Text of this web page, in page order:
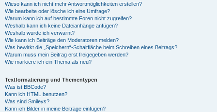
Wieso kann ich nicht mehr Antwortmöglichkeiten erstellen?
Wie bearbeite oder lösche ich eine Umfrage?
Warum kann ich auf bestimmte Foren nicht zugreifen?
Weshalb kann ich keine Dateianhänge anfügen?
Weshalb wurde ich verwarnt?
Wie kann ich Beiträge den Moderatoren melden?
Was bewirkt die „Speichern“-Schaltfläche beim Schreiben eines Beitrags?
Warum muss mein Beitrag erst freigegeben werden?
Wie markiere ich ein Thema als neu?
Textformatierung und Thementypen
Was ist BBCode?
Kann ich HTML benutzen?
Was sind Smileys?
Kann ich Bilder in meine Beiträge einfügen?